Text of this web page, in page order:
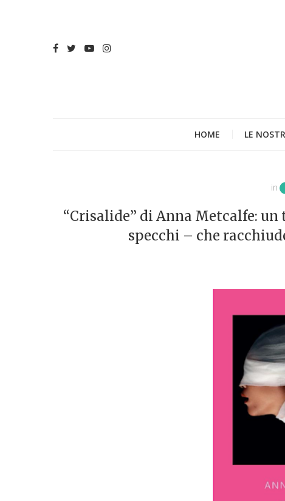
HOME LE
in
“Crisalide” di Anna Metcalfe:
specchi – che